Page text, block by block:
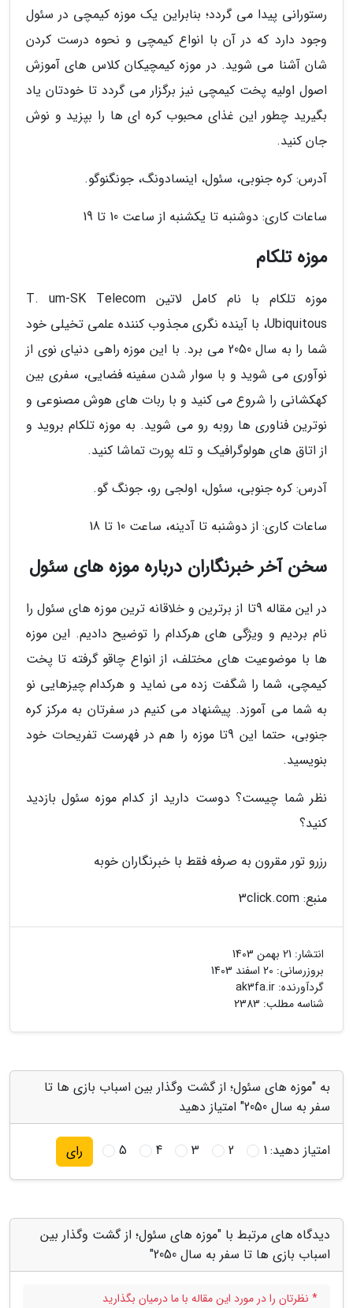
رستورانی پیدا می گردد؛ بنابراین یک موزه کیمچی در سئول
وجود دارد که در آن با انواع کیمچی و نحوه درست کردن
شان آشنا می شوید. در موزه کیمچیکان کلاس های آموزش
اصول اولیه پخت کیمچی نیز برگزار می گردد تا خودتان یاد
بگیرید چطور این غذای محبوب کره ای ها را بپزید و نوش
جان کنید.
آدرس: کره جنوبی، سئول، اینسادونگ، جونگنوگو.
ساعات کاری: دوشنبه تا یکشنبه از ساعت 10 تا 19
موزه تلکام
موزه تلکام با نام کامل لاتین T. um-SK Telecom
Ubiquitous، با آینده نگری مجذوب کننده علمی تخیلی خود
شما را به سال 2050 می برد. با این موزه راهی دنیای نوی از
نوآوری می شوید و با سوار شدن سفینه فضایی، سفری بین
کهکشانی را شروع می کنید و با ربات های هوش مصنوعی و
نوترین فناوری ها روبه رو می شوید. به موزه تلکام بروید و
از اتاق های هولوگرافیک و تله پورت تماشا کنید.
آدرس: کره جنوبی، سئول، اولجی رو، جونگ گو.
ساعات کاری: از دوشنبه تا آدینه، ساعت 10 تا 18
سخن آخر خبرنگاران درباره موزه های سئول
در این مقاله 9تا از برترین و خلاقانه ترین موزه های سئول را
نام بردیم و ویژگی های هرکدام را توضیح دادیم. این موزه
ها با موضوعیت های مختلف، از انواع چاقو گرفته تا پخت
کیمچی، شما را شگفت زده می نماید و هرکدام چیزهایی نو
به شما می آموزد. پیشنهاد می کنیم در سفرتان به مرکز کره
جنوبی، حتما این 9تا موزه را هم در فهرست تفریحات خود
بنویسید.
نظر شما چیست؟ دوست دارید از کدام موزه سئول بازدید
کنید؟
رزرو تور مقرون به صرفه فقط با خبرنگاران خوبه
منبع: 3click.com
انتشار: 21 بهمن 1403
بروزرسانی: 20 اسفند 1403
گردآورنده: ak3fa.ir
شناسه مطلب: 2383
به "موزه های سئول؛ از گشت وگذار بین اسباب بازی ها تا
سفر به سال 2050" امتیاز دهید
امتیاز دهید:1
2
3
4
5 رای
دیدگاه های مرتبط با "موزه های سئول؛ از گشت وگذار بین
اسباب بازی ها تا سفر به سال 2050"
* نظرتان را در مورد این مقاله با ما درمیان بگذارید